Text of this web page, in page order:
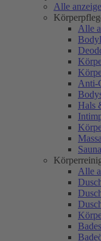
Alle
Alle
Anti-
Hals
Alle